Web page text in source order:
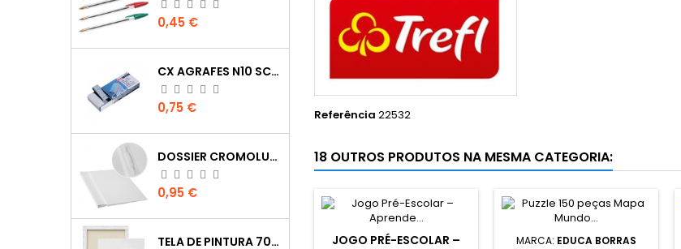
Preço
0,45 €
CX AGRAFES N10 SCRIVA
Preço
0,75 €
DOSSIER CROMOLUX A4 COM FERRAGEM
Preço
0,95 €
TELA DE PINTURA 70X100
Referência 22532
18 OUTROS PRODUTOS NA MESMA CATEGORIA:
JOGO PRÉ-ESCOLAR –
MARCA: EDUCA BORRAS